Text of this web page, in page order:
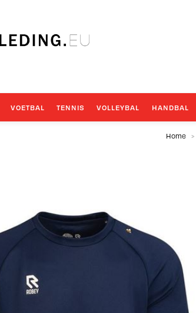
VOETBAL TENNIS VOLLEYBAL HANDBAL
Home >